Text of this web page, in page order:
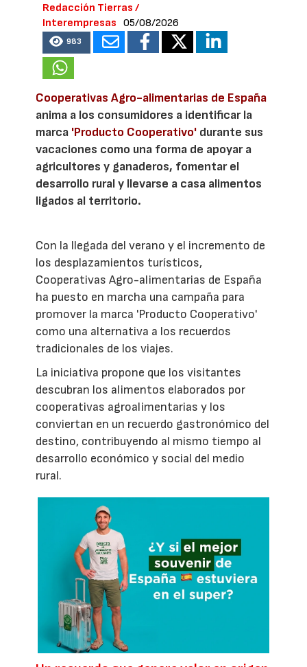
Redacción Tierras /
Interempresas
05/08/2026
983
Cooperativas Agro-alimentarias de España
anima a los consumidores a identificar la
marca 'Producto Cooperativo' durante sus
vacaciones como una forma de apoyar a
agricultores y ganaderos, fomentar el
desarrollo rural y llevarse a casa alimentos
ligados al territorio.
Con la llegada del verano y el incremento de
los desplazamientos turísticos,
Cooperativas Agro-alimentarias de España
ha puesto en marcha una campaña para
promover la marca 'Producto Cooperativo'
como una alternativa a los recuerdos
tradicionales de los viajes.
La iniciativa propone que los visitantes
descubran los alimentos elaborados por
cooperativas agroalimentarias y los
conviertan en un recuerdo gastronómico del
destino, contribuyendo al mismo tiempo al
desarrollo económico y social del medio
rural.